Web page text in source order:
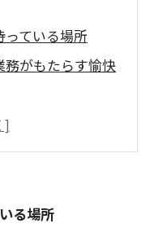
ている場所
務がもたらす愉快
得られる新たな
な働き方
る場所